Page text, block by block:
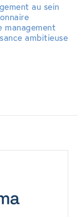
au sein
management
ambitieuse